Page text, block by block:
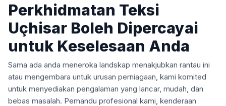
Perkhidmatan Teksi
Uçhisar Boleh Dipercayai
untuk Keselesaan Anda
Sama ada anda meneroka landskap menakjubkan rantau ini
atau mengembara untuk urusan perniagaan, kami komited
untuk menyediakan pengalaman yang lancar, mudah, dan
bebas masalah. Pemandu profesional kami, kenderaan